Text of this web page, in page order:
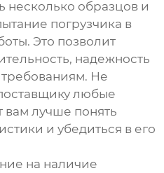
несколько образцов и
погрузчика в
Это позволит
надежность
Не
любые
вам лучше понять
и убедиться в его
на наличие